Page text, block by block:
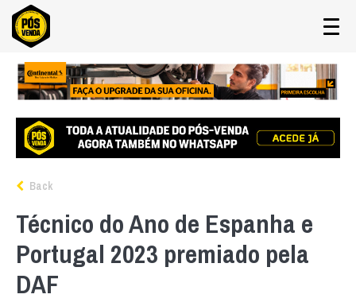
Back
Técnico do Ano de Espanha e
Portugal 2023 premiado pela
DAF